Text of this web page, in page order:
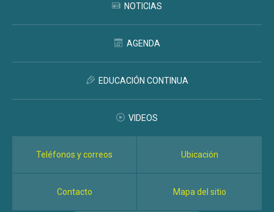
NOTICIAS
AGENDA
EDUCACIÓN CONTINUA
VIDEOS
Teléfonos y correos Ubicación
Contacto Mapa del sitio